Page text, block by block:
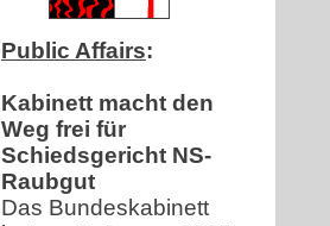
Public Affairs:
Kabinett macht den
Weg frei für
Schiedsgericht NS-
Raubgut
Das Bundeskabinett